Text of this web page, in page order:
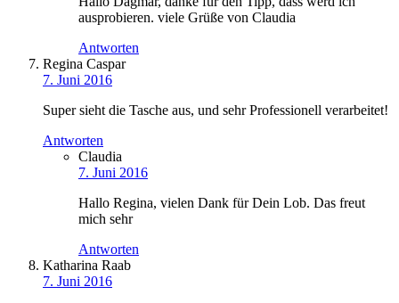
ausprobieren. viele Grüße von Claudia
Antworten
Regina Caspar
7. Juni 2016
Super sieht die Tasche aus, und sehr Professionell verarbeitet!
Antworten
Claudia
7. Juni 2016
Hallo Regina, vielen Dank für Dein Lob. Das freut
mich sehr
Antworten
Katharina Raab
7. Juni 2016